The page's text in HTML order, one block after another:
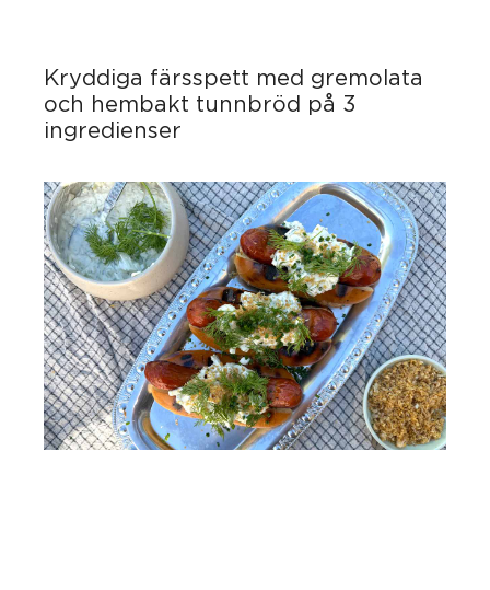
Kryddiga färsspett med gremolata
och hembakt tunnbröd på 3
ingredienser